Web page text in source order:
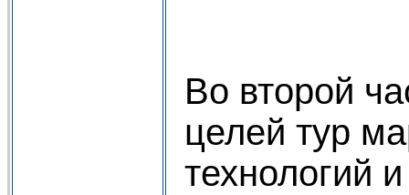
Во второй
целей тур
технологий